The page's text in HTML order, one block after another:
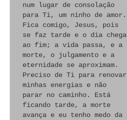
num lugar de consolação
para Ti, um ninho de amor.
Fica comigo, Jesus, pois
se faz tarde e o dia chega
ao fim; a vida passa, e a
morte, o julgamento e a
eternidade se aproximam.
Preciso de Ti para renovar
minhas energias e não
parar no caminho. Está
ficando tarde, a morte
avança e eu tenho medo da